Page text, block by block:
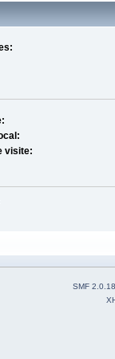
visite:
SMF 2.0.18